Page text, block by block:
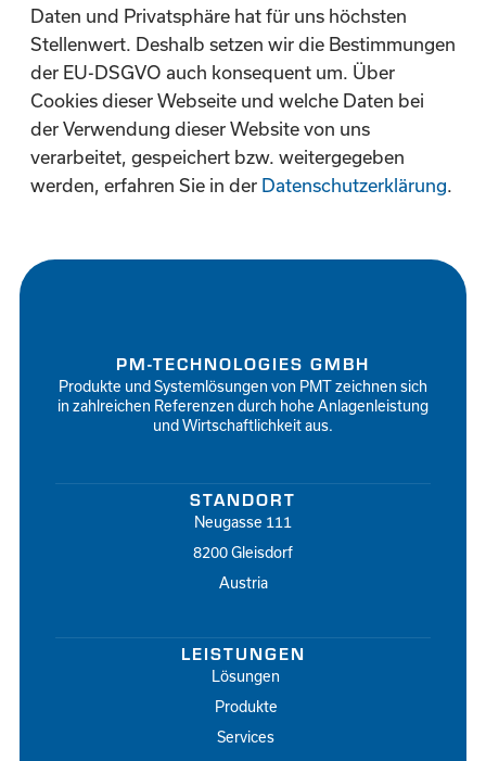
Daten und Privatsphäre hat für uns höchsten
Stellenwert. Deshalb setzen wir die Bestimmungen
der EU-DSGVO auch konsequent um. Über
Cookies dieser Webseite und welche Daten bei
der Verwendung dieser Website von uns
verarbeitet, gespeichert bzw. weitergegeben
werden, erfahren Sie in der Datenschutzerklärung.
PM-TECHNOLOGIES GMBH
Produkte und Systemlösungen von PMT zeichnen sich
in zahlreichen Referenzen durch hohe Anlagenleistung
und Wirtschaftlichkeit aus.
STANDORT
Neugasse 111
8200 Gleisdorf
Austria
LEISTUNGEN
Lösungen
Produkte
Services